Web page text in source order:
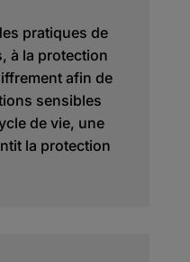
pratiques de
à la protection
afin de
sensibles
de vie, une
la protection